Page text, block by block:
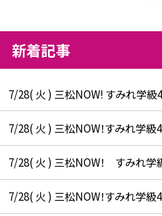
新着記事
7/28( 火 ) 三松NOW! すみれ学
7/28( 火 ) 三松NOW！すみれ学
7/28( 火 ) 三松NOW！ すみれ
7/28( 火 ) 三松NOW！すみれ学